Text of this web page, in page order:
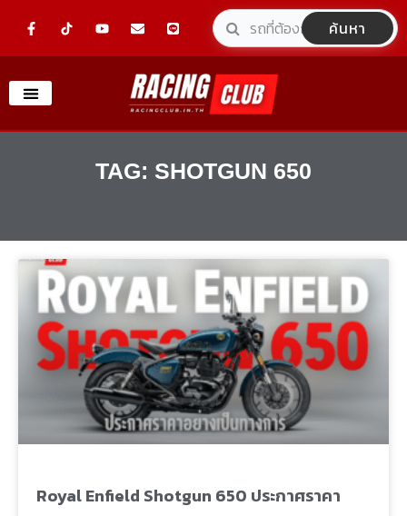
F
a
e
o
o
-
o
t
n
e
l
o
p
e
L
i
e
ค้นหา
TAG: SHOTGUN 650
Royal Enfield Shotgun 650 ประกาศราคา